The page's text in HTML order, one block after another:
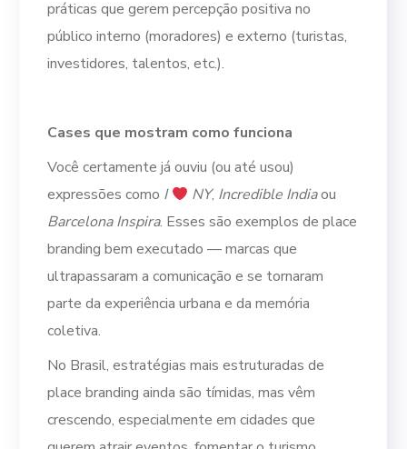
práticas que gerem percepção positiva no
público interno (moradores) e externo (turistas,
investidores, talentos, etc.).
Cases que mostram como funciona
Você certamente já ouviu (ou até usou)
expressões como I NY, Incredible Indiaou
Barcelona Inspira. Esses são exemplos de place
branding bem executado — marcas que
ultrapassaram a comunicação e se tornaram
parte da experiência urbana e da memória
coletiva.
No Brasil, estratégias mais estruturadas de
place branding ainda são tímidas, mas vêm
crescendo, especialmente em cidades que